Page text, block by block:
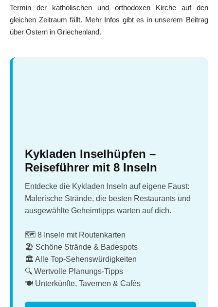
Termin der katholischen und orthodoxen Kirche auf den
gleichen Zeitraum fällt. Mehr Infos gibt es in unserem Beitrag
über Ostern in Griechenland.
Kykladen Inselhüpfen –
Reiseführer mit 8 Inseln
Entdecke die Kykladen Inseln auf eigene Faust:
Malerische Strände, die besten Restaurants und
ausgewählte Geheimtipps warten auf dich.
🗺️ 8 Inseln mit Routenkarten
🏖️ Schöne Strände & Badespots
🏛️ Alle Top-Sehenswürdigkeiten
🔍 Wertvolle Planungs-Tipps
🍽️ Unterkünfte, Tavernen & Cafés